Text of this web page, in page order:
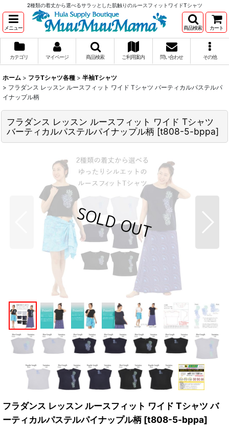
2種類の着丈から選べるサラッとした肌触りのルースフィットワイドTシャツ
メニュー 商品検索 カート
カテゴリ マイページ 商品検索 ご利用案内 問い合わせ その他
ホーム > フラTシャツ各種 > 半袖Tシャツ
> フラダンス レッスン ルースフィット ワイド Tシャツ バーティカルパステルパ
イナップル柄
フラダンス レッスン ルースフィット ワイド Tシャツ
バーティカルパステルパイナップル柄 [t808-5-bppa]
フラダンス レッスン ルースフィット ワイド Tシャツ バ
ーティカルパステルパイナップル柄 [t808-5-bppa]